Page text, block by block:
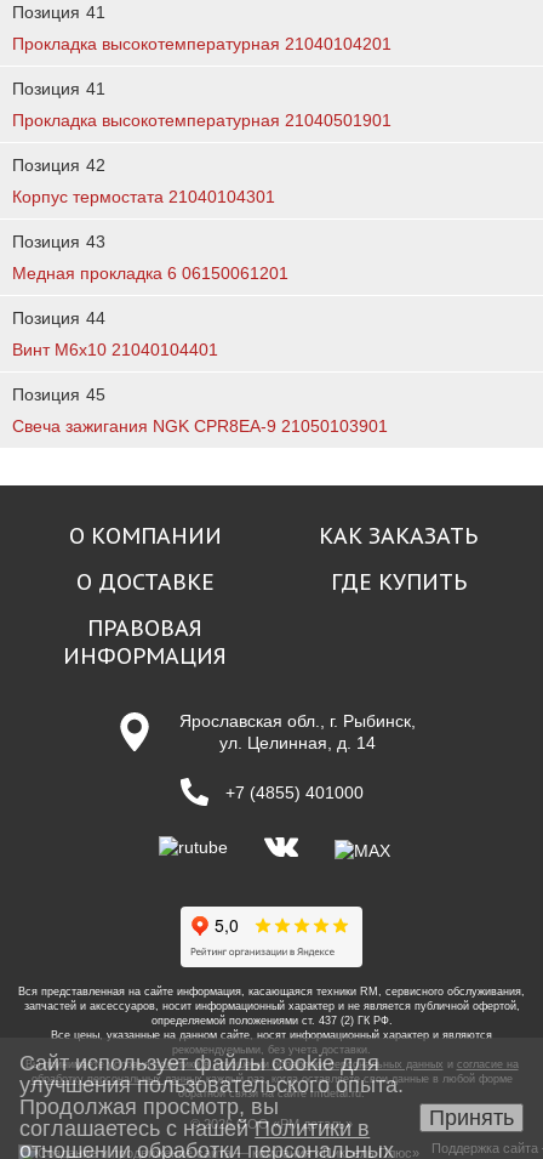
Позиция 41
Прокладка высокотемпературная 21040104201
Позиция 41
Прокладка высокотемпературная 21040501901
Позиция 42
Корпус термостата 21040104301
Позиция 43
Медная прокладка 6 06150061201
Позиция 44
Винт М6х10 21040104401
Позиция 45
Свеча зажигания NGK CPR8EA-9 21050103901
Вся представленная на сайте информация, касающаяся техники RM, сервисного обслуживания,
запчастей и аксессуаров, носит информационный характер и не является публичной офертой,
определяемой положениями ст. 437 (2) ГК РФ.
Все цены, указанные на данном сайте, носят информационный характер и являются
рекомендуемыми, без учета доставки.
Вы принимаете условияполитики в отношении обработки персональных данных и согласие на
обработку персональных данныхкаждый раз, когда оставляете свои данные в любой форме
обратной связи на сайте rmdetal.ru.
О КОМПАНИИ
КАК ЗАКАЗАТЬ
О ДОСТАВКЕ
ГДЕ КУПИТЬ
ПРАВОВАЯ
ИНФОРМАЦИЯ
Ярославская обл., г. Рыбинск,
ул. Целинная, д. 14
+7 (4855) 401000
© 2026 ООО «РМ деталь»
Поддержка
Сайт использует файлы cookie для
улучшения пользовательского опыта.
Продолжая просмотр, вы
соглашаетесь с нашейПолитики в
отношении обработки персональных
Принять